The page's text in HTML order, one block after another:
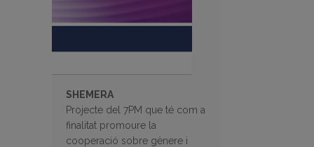
SHEMERA
Projecte del 7PM que té com a
finalitat promoure la
cooperació sobre gènere i